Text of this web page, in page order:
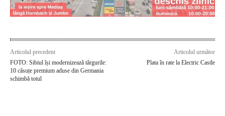
Articolul precedent
FOTO: Sibiul își modernizează târgurile:
10 căsuțe premium aduse din Germania
schimbă totul
Articolul următor
Plata în rate la Electric Castle